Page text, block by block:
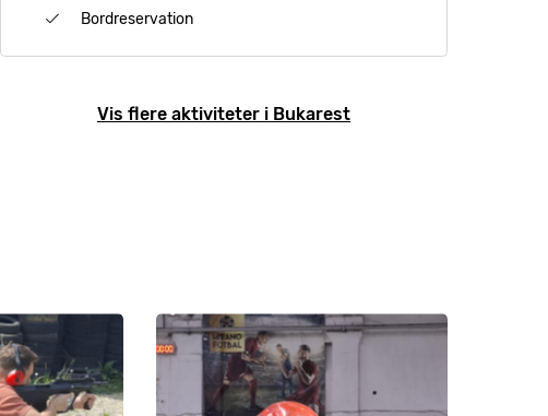
Bordreservation
Vis flere aktiviteter i Bukarest